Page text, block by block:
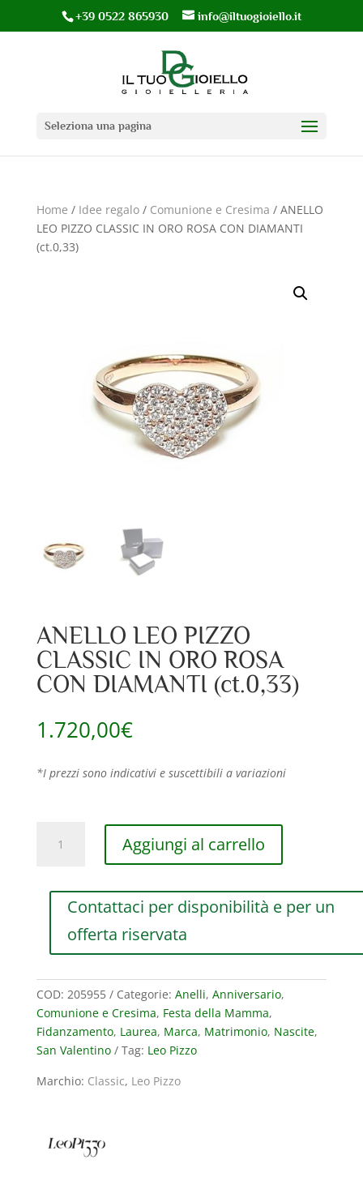
+39 0522 865930 info@iltuogioiello.it
Seleziona una pagina
Home / Idee regalo/ Comunione e Cresima / ANELLO
LEO PIZZO CLASSIC IN ORO ROSA CON DIAMANTI
(ct.0,33)
ANELLO LEO PIZZO
CLASSIC IN ORO ROSA
CON DIAMANTI (ct.0,33)
1.720,00€
*I prezzi sono indicativi e suscettibili a variazioni
DIAMANTI
(ct.0,33)
quantità
Aggiungi al carrello
Contattaci per disponibilità e per un
offerta riservata
COD: 205955 Categorie: Anelli, Anniversario,
Comunione e Cresima, Festa della Mamma,
Fidanzamento, Laurea, Marca, Matrimonio, Nascite,
San Valentino
Tag: Leo Pizzo
Marchio: Classic, Leo Pizzo